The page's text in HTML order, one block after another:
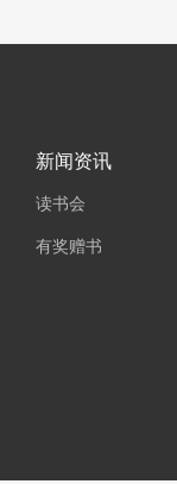
新闻资讯
读书会
有奖赠书